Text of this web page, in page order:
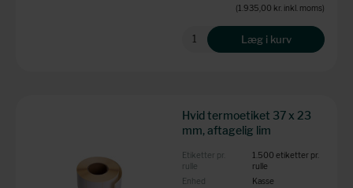
(1.935,00 kr. inkl. moms)
Læg i kurv
Hvid termoetiket 37 x 23
mm, aftagelig lim
Etiketter pr.
rulle
1.500 etiketter pr.
rulle
Enhed
Kasse